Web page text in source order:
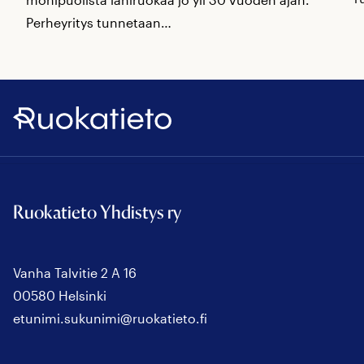
Perheyritys tunnetaan…
Ruokatieto
Ruokatieto Yhdistys ry
Vanha Talvitie 2 A 16
00580 Helsinki
etunimi.sukunimi@ruokatieto.fi